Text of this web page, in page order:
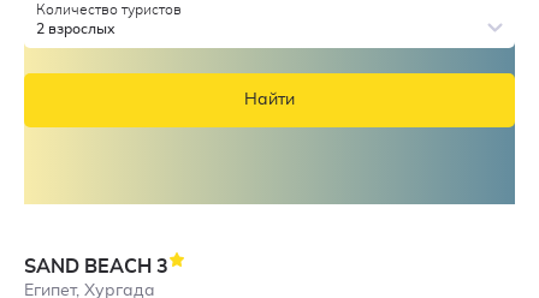
Количество туристов
2 взрослых
Найти
SAND BEACH 3
Египет, Хургада